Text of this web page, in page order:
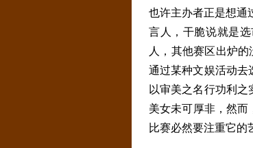
也许主办者正是想通
言人，干脆说就是
人，其他赛区出炉
通过某种文娱活动去
以审美之名行功利
美女未可厚非，然而
比赛必然要注重它的